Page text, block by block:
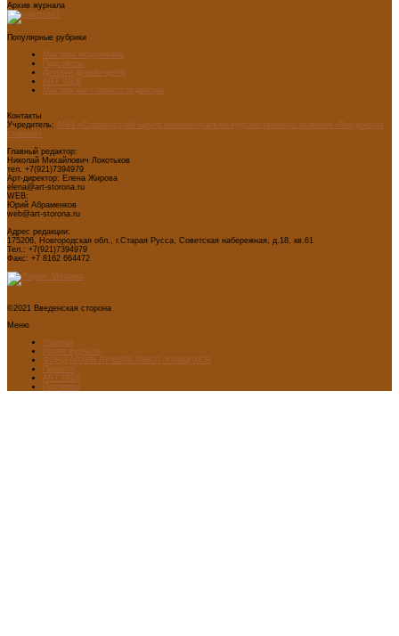
Архив журнала
Популярные рубрики
Мастера модернизма
Педсоветы
Детский дизайн-центр
ART WEB
Мастерская главного редактора
Контакты
Учредитель: АНО «Старорусский Центр интеллектуально-художественного развития «Введенская
сторона»
Главный редактор:
Николай Михайлович Локотьков
тел. +7(921)7394979
Арт-директор: Елена Жирова
elena@art-storona.ru
WEB:
Юрий Абраменков
web@art-storona.ru
Адрес редакции:
175206, Новгородская обл., г.Старая Русса, Советская набережная, д.18, кв.61
Тел.: +7(921)7394979
Факс: +7 8162 664472
©2021 Введенская сторона
Меню
Главная
Архив журнала
ФОНД-АРХИВ ЛУЧШИХ РАБОТ УЧАЩИХСЯ
Проекты
ART WEB
Партнеры